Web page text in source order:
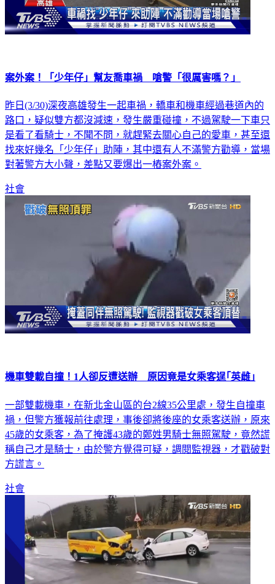
案外案！「少年仔」幫友喬車禍 嗆警「很厲害嗎？」
昨日(3/30)深夜高雄發生一起車禍，轎車和機車經過巷道內的
路口，疑似雙方都沒減速，發生嚴重碰撞，不過駕駛一下車只
是看了看騎士，不聞不問，就趕緊去關心自己的愛車，甚至還
找來好幾名「少年仔」助陣，其中還有人不滿警方勸導，當場
對著警方大小聲，差點又要爆出一樁案外案。
社會
機車雙載自撞！1人卻反遭送辦 原因竟是女乘客逞｢英雌｣
一部雙載機車，在新北金山區的台2線35公里處，發生自撞車
禍，但警方獲報前往處理，事後卻將後座的女乘客送辦，原來
45歲的女乘客，為了掩護43歲的鄭姓男騎士無照駕駛，竟然謊
稱自己才是騎士，由於警方覺得可疑，調閱監視器，才戳破對
方謊言。
社會